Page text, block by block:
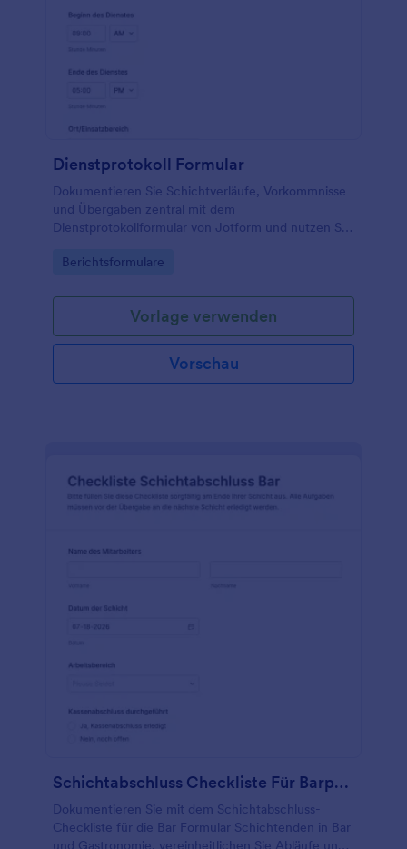
Dienstprotokoll Formular
Dokumentieren Sie Schichtverläufe, Vorkommnisse
und Übergaben zentral mit dem
Dienstprotokollformular von Jotform und nutzen Sie
regelmäßig Dienste oder Einsätze koordinieren.
Go to Category:
Berichtsformulare
Vorlage verwenden
Vorschau
Schichtabschluss Checkliste Für Barpersonal
Dokumentieren Sie mit dem Schichtabschluss-
Checkliste für die Bar Formular Schichtenden in Bar
und Gastronomie, vereinheitlichen Sie Abläufe und